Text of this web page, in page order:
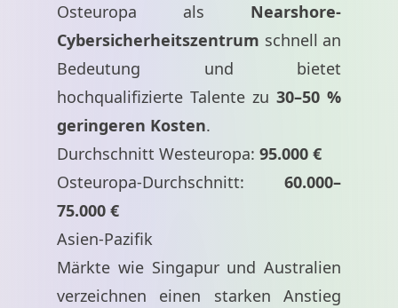
Osteuropa als Nearshore-
Cybersicherheitszentrum schnell an
Bedeutung und bietet
hochqualifizierte Talente zu 30–50 %
geringeren Kosten.
Durchschnitt Westeuropa: 95.000 €
Osteuropa-Durchschnitt: 60.000–
75.000 €
Asien-Pazifik
Märkte wie Singapur und Australien
verzeichnen einen starken Anstieg